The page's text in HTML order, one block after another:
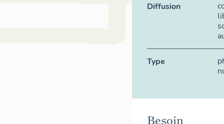
Diffusion
Type
Besoin